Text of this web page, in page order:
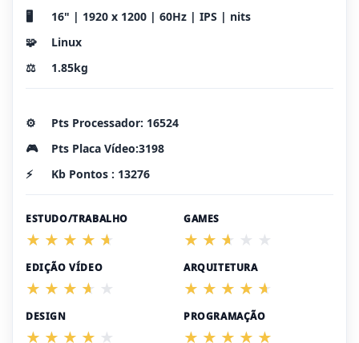
🖥️
16" | 1920 x 1200 | 60Hz | IPS | nits
🧩
Linux
⚖️
1.85kg
⚙️
Pts Processador: 16524
🎮
Pts Placa Vídeo:3198
⚡
Kb Pontos : 13276
ESTUDO/TRABALHO GAMES
EDIÇÃO VÍDEO ARQUITETURA
DESIGN PROGRAMAÇÃO